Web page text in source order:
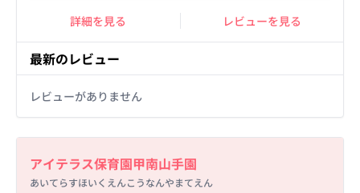
詳細を見る レビューを見る
最新のレビュー
レビューがありません
アイテラス保育園甲南山手園
あいてらすほいくえんこうなんやまてえん